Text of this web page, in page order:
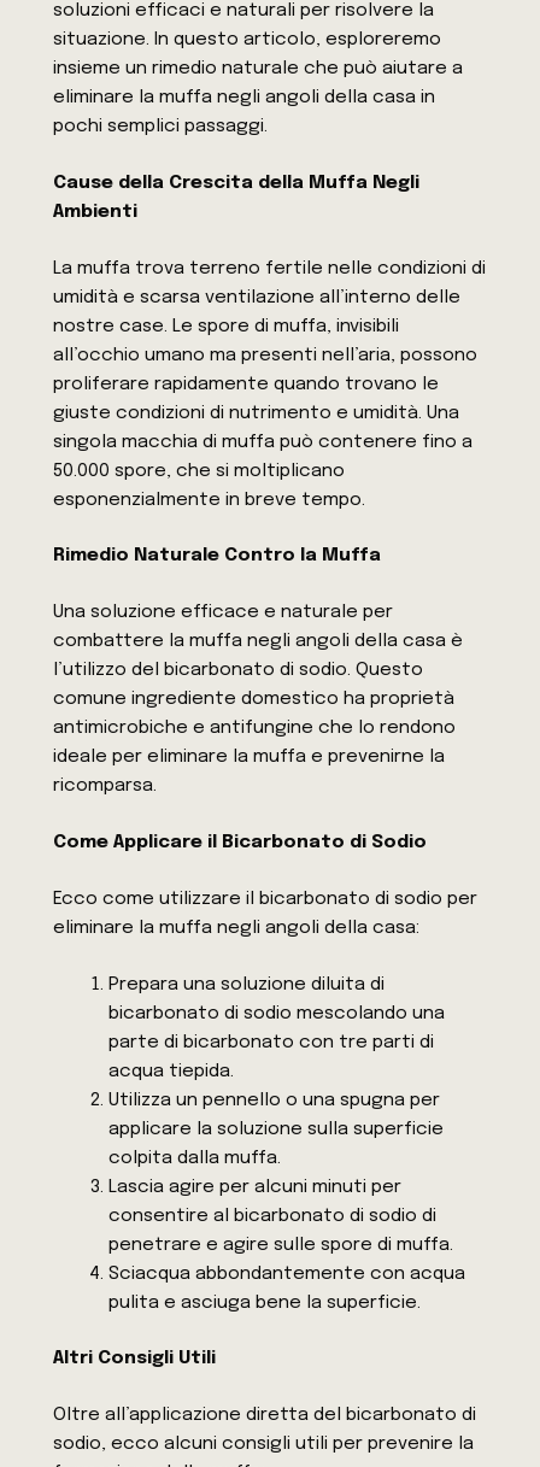
soluzioni efficaci e naturali per risolvere la
situazione. In questo articolo, esploreremo
insieme un rimedio naturale che può aiutare a
eliminare la muffa negli angoli della casa in
pochi semplici passaggi.
Cause della Crescita della Muffa Negli
Ambienti
La muffa trova terreno fertile nelle condizioni di
umidità e scarsa ventilazione all’interno delle
nostre case. Le spore di muffa, invisibili
all’occhio umano ma presenti nell’aria, possono
proliferare rapidamente quando trovano le
giuste condizioni di nutrimento e umidità. Una
singola macchia di muffa può contenere fino a
50.000 spore, che si moltiplicano
esponenzialmente in breve tempo.
Rimedio Naturale Contro la Muffa
Una soluzione efficace e naturale per
combattere la muffa negli angoli della casa è
l’utilizzo del bicarbonato di sodio. Questo
comune ingrediente domestico ha proprietà
antimicrobiche e antifungine che lo rendono
ideale per eliminare la muffa e prevenirne la
ricomparsa.
Come Applicare il Bicarbonato di Sodio
Ecco come utilizzare il bicarbonato di sodio per
eliminare la muffa negli angoli della casa:
Prepara una soluzione diluita di
bicarbonato di sodio mescolando una
parte di bicarbonato con tre parti di
acqua tiepida.
Utilizza un pennello o una spugna per
applicare la soluzione sulla superficie
colpita dalla muffa.
Lascia agire per alcuni minuti per
consentire al bicarbonato di sodio di
penetrare e agire sulle spore di muffa.
Sciacqua abbondantemente con acqua
pulita e asciuga bene la superficie.
Altri Consigli Utili
Oltre all’applicazione diretta del bicarbonato di
sodio, ecco alcuni consigli utili per prevenire la